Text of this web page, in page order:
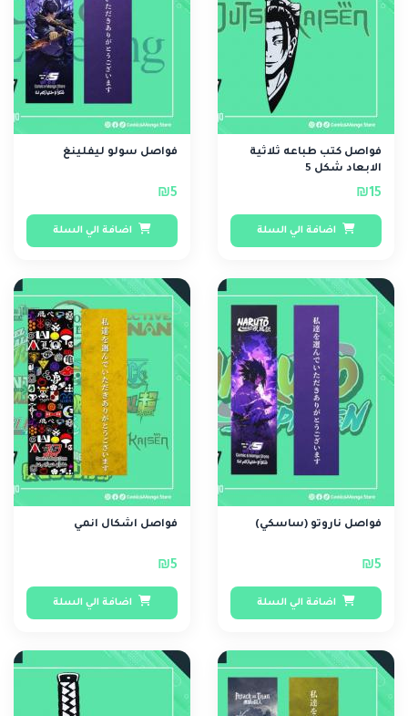
فواصل كتب طباعه ثلاثية
الابعاد شكل 5
₪15
اضافة الي السلة
فواصل سولو ليفلينغ
₪5
اضافة الي السلة
فواصل ناروتو (ساسكي)
₪5
اضافة الي السلة
فواصل اشكال انمي
₪5
اضافة الي السلة